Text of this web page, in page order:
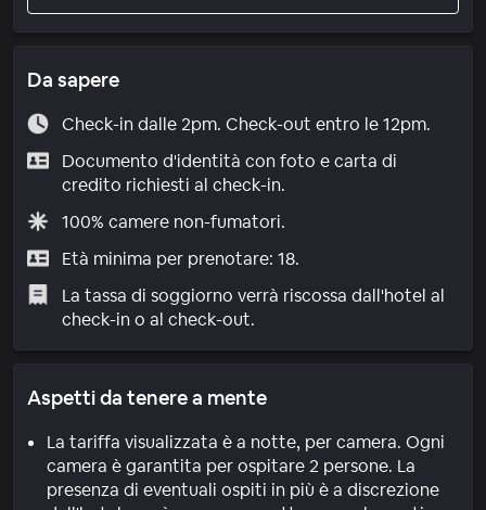
Da sapere
Check-in dalle 2pm. Check-out entro le 12pm.
Documento d'identità con foto e carta di
credito richiesti al check-in.
100% camere non-fumatori.
Età minima per prenotare: 18.
La tassa di soggiorno verrà riscossa dall'hotel al
check-in o al check-out.
Aspetti da tenere a mente
La tariffa visualizzata è a notte, per camera. Ogni
camera è garantita per ospitare 2 persone. La
presenza di eventuali ospiti in più è a discrezione